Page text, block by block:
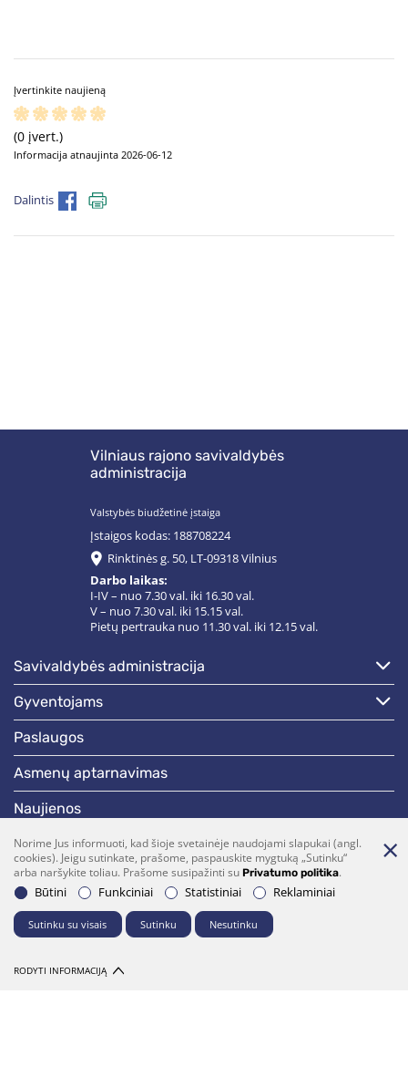
Įvertinkite naujieną
(0 įvert.)
Informacija atnaujinta 2026-06-12
Dalintis
Vilniaus rajono savivaldybės
administracija
Valstybės biudžetinė įstaiga
Įstaigos kodas: 188708224
Rinktinės g. 50, LT-09318 Vilnius
Darbo laikas:
I-IV – nuo 7.30 val. iki 16.30 val.
V – nuo 7.30 val. iki 15.15 val.
Pietų pertrauka nuo 11.30 val. iki 12.15 val.
savivaldybės administracija
gyventojams
paslaugos
asmenų aptarnavimas
naujienos
skelbimai
darbotvarkės
Bendraukime
Norime Jus informuoti, kad šioje svetainėje naudojami slapukai (angl.
cookies). Jeigu sutinkate, prašome, paspauskite mygtuką „Sutinku“
arba naršykite toliau. Prašome susipažinti su Privatumo politika.
Būtini
Funkciniai Statistiniai Reklaminiai
Sutinku su visais Sutinku Nesutinku
RODYTI INFORMACIJĄ